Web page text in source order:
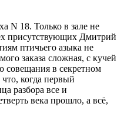
N 18. Только в зале не
присутствующих Дмитрий
птичьего азыка не
заказа сложная, с кучей
совещания в секретном
когда первый
разбора все и
века прошло, а всё,